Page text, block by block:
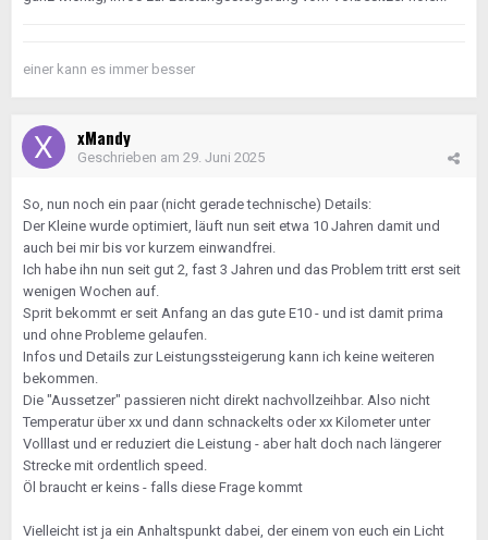
einer kann es immer besser
xMandy
Geschrieben am 29. Juni 2025
So, nun noch ein paar (nicht gerade technische) Details:
Der Kleine wurde optimiert, läuft nun seit etwa 10 Jahren damit und
auch bei mir bis vor kurzem einwandfrei.
Ich habe ihn nun seit gut 2, fast 3 Jahren und das Problem tritt erst seit
wenigen Wochen auf.
Sprit bekommt er seit Anfang an das gute E10 - und ist damit prima
und ohne Probleme gelaufen.
Infos und Details zur Leistungssteigerung kann ich keine weiteren
bekommen.
Die "Aussetzer" passieren nicht direkt nachvollzeihbar. Also nicht
Temperatur über xx und dann schnackelts oder xx Kilometer unter
Volllast und er reduziert die Leistung - aber halt doch nach längerer
Strecke mit ordentlich speed.
Öl braucht er keins - falls diese Frage kommt
Vielleicht ist ja ein Anhaltspunkt dabei, der einem von euch ein Licht